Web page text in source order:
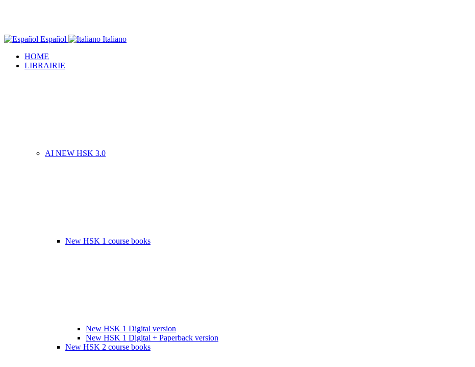
Español
Italiano
HOME
LIBRAIRIE
AI NEW HSK 3.0
New HSK 1 course books
New HSK 1 Digital version
New HSK 1 Digital + Paperback version
New HSK 2 course books